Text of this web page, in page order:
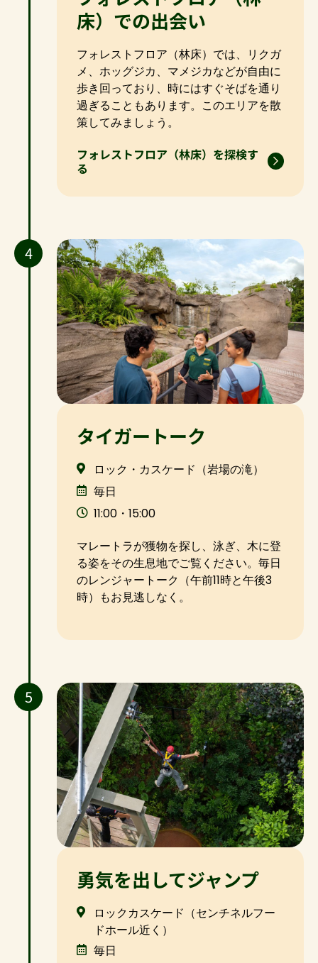
床）での出会い
フォレストフロア（林床）では、リクガ
メ、ホッグジカ、マメジカなどが自由に
歩き回っており、時にはすぐそばを通り
過ぎることもあります。このエリアを散
策してみましょう。
フォレストフロア（林床）を探検す
る
4
タイガートーク
ロック・カスケード（岩場の滝）
毎日
11:00・15:00
マレートラが獲物を探し、泳ぎ、木に登
る姿をその生息地でご覧ください。毎日
のレンジャートーク（午前11時と午後3
時）もお見逃しなく。
5
勇気を出してジャンプ
ロックカスケード（センチネルフー
ドホール近く）
毎日